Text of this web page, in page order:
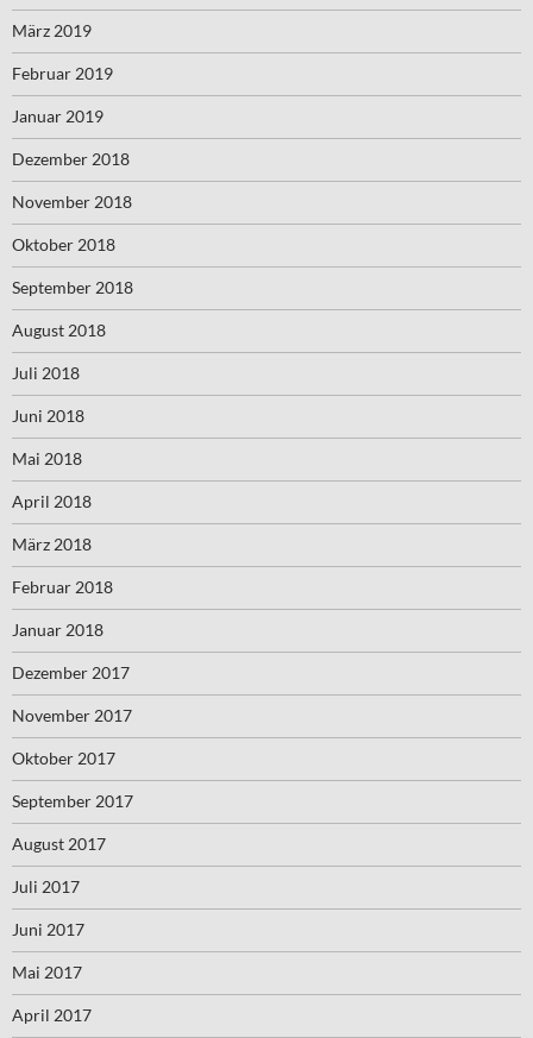
März 2019
Februar 2019
Januar 2019
Dezember 2018
November 2018
Oktober 2018
September 2018
August 2018
Juli 2018
Juni 2018
Mai 2018
April 2018
März 2018
Februar 2018
Januar 2018
Dezember 2017
November 2017
Oktober 2017
September 2017
August 2017
Juli 2017
Juni 2017
Mai 2017
April 2017